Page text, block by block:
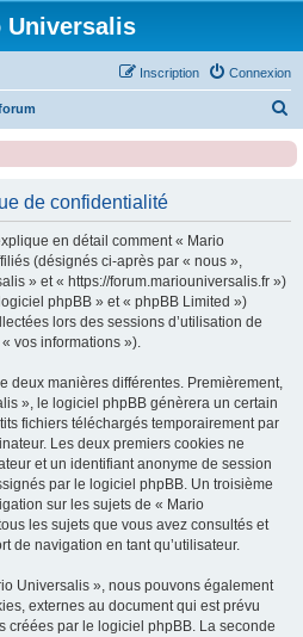
Universalis
Connexion
Inscription
c
e
de confidentialité
en détail comment « Mario
(désignés ci-après par « nous »,
» et « https://forum.mariouniversalis.fr »)
phpBB » et « phpBB Limited »)
lors des sessions d’utilisation de
vos informations »).
deux manières différentes. Premièrement,
», le logiciel phpBB génèrera un certain
fichiers téléchargés temporairement par
Les deux premiers cookies ne
et un identifiant anonyme de session
par le logiciel phpBB. Un troisième
sur les sujets de « Mario
les sujets que vous avez consultés et
de navigation en tant qu’utilisateur.
Universalis », nous pouvons également
externes au document qui est prévu
créées par le logiciel phpBB. La seconde